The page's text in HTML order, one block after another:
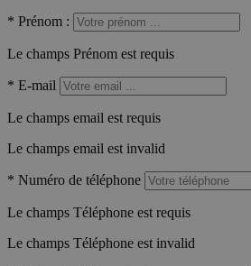
* Prénom :
Le champs Prénom est requis
* E-mail
Le champs email est requis
Le champs email est invalid
* Numéro de téléphone
Le champs Téléphone est requis
Le champs Téléphone est invalid